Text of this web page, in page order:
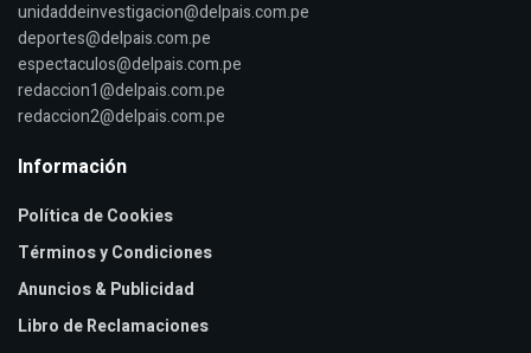
unidaddeinvestigacion@delpais.com.pe
deportes@delpais.com.pe
espectaculos@delpais.com.pe
redaccion1@delpais.com.pe
redaccion2@delpais.com.pe
Información
Política de Cookies
Términos y Condiciones
Anuncios & Publicidad
Libro de Reclamaciones